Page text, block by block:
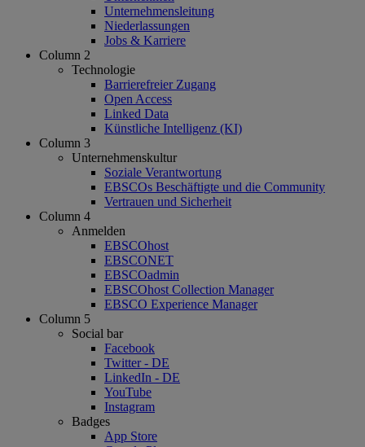
Unternehmensleitung
Niederlassungen
Jobs & Karriere
Column 2
Technologie
Barrierefreier Zugang
Open Access
Linked Data
Künstliche Intelligenz (KI)
Column 3
Unternehmenskultur
Soziale Verantwortung
EBSCOs Beschäftigte und die Community
Vertrauen und Sicherheit
Column 4
Anmelden
EBSCOhost
EBSCONET
EBSCOadmin
EBSCOhost Collection Manager
EBSCO Experience Manager
Column 5
Social bar
Facebook
Twitter - DE
LinkedIn - DE
YouTube
Instagram
Badges
App Store